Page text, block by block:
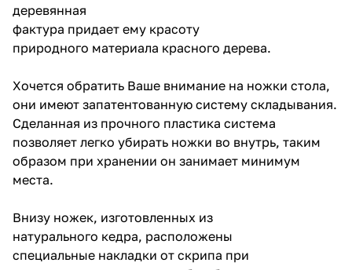
деревянная
фактура придает ему красоту
природного материала красного дерева.
Хочется обратить Ваше внимание на ножки стола,
они имеют запатентованную систему складывания.
Сделанная из прочного пластика система
позволяет легко убирать ножки во внутрь, таким
образом при хранении он занимает минимум
места.
Внизу ножек, изготовленных из
натурального кедра, расположены
специальные накладки от скрипа при